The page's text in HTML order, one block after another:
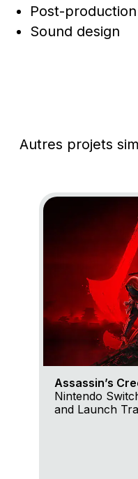
Post-
Sound design
Autres projets
Go to project
Assassin’s
Nintendo
and Launch